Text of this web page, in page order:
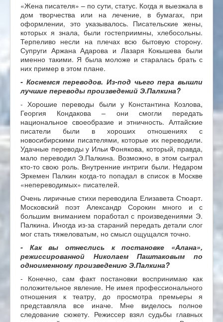
«Жена писателя» – по сути, статус. Когда я выезжала в
дом творчества или на лечение, в бумагах, при
оформлении, это указывалось. Писательские жены,
которых я знала, были гостеприимны, хлебосольны.
Терпеливо несли на плечах всю бытовую сторону.
Супруги Аржана Адарова и Лазаря Кокышева были
именно такими. Я была моложе и старалась брать с
них пример в этом плане.
- Коснемся переводов. Из-под чьего пера вышли
лучшие переводы произведений Э.Палкина?
- Хорошие переводы были у Константина Козлова,
Георгия Кондакова – они смогли передать
национальное своеобразие и этничность. Алтайские
писатели были в хороших отношениях с
новосибирскими писателями, которые их переводили.
Удачные переводы у Ильи Фонякова, который, правда,
мало переводил Э.Палкина. Возможно, в этом сыграл
кто-то свою роль. Внутренние интриги были. Недаром
Эркемен Палкин когда-то попадал в список в Москве
«непереводимых» писателей.
Очень лиричные стихи переводила Елизавета Стюарт.
Московский поэт Александр Сорокин много и с
большим вниманием поработал с произведениями Э.
Палкина. Иногда из-за стараний передать детали слог
мог стать тяжеловатым, но смысл ощущался точно.
- Как вы отнеслись к постановке «Алана»,
режиссированной Николаем Паштаковым по
одноименному произведению Э.Палкина?
- Конечно, сам факт постановки воспринимаю как
положительное явление. Не имея профессионального
отношения к театру, до просмотра премьеры я
представляла все иначе. Мне виделось полное
следование сюжету. Режиссер взял судьбы главных